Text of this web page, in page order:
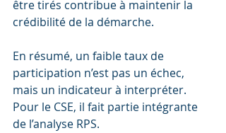
être tirés contribue à maintenir la
crédibilité de la démarche.
En résumé, un faible taux de
participation n’est pas un échec,
mais un indicateur à interpréter.
Pour le CSE, il fait partie intégrante
de l’analyse RPS.